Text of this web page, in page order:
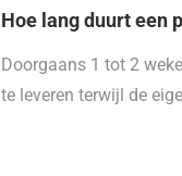
Hoe lang duurt een
Doorgaans 1 tot 2
te leveren terwijl de